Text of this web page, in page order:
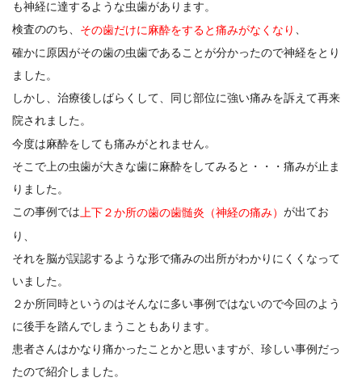
も神経に達するような虫歯があります。
検査ののち、 その歯だけに麻酔をすると痛みがなくなり
確かに原因がその歯の虫歯であることが分かったので神経をとり
ました。
しかし、治療後しばらくして、同じ部位に強い痛みを訴えて再来
院されました。
今度は麻酔をしても痛みがとれません。
そこで上の虫歯が大きな歯に麻酔をしてみると・・・痛みが止ま
りました。
この事例では上下２か所の歯の歯髄炎（神経の痛み） が出てお
り、
それを脳が誤認するような形で痛みの出所がわかりにくくなって
いました。
２か所同時というのはそんなに多い事例ではないので今回のよう
に後手を踏んでしまうこともあります。
患者さんはかなり痛かったことかと思いますが、珍しい事例だっ
たので紹介しました。